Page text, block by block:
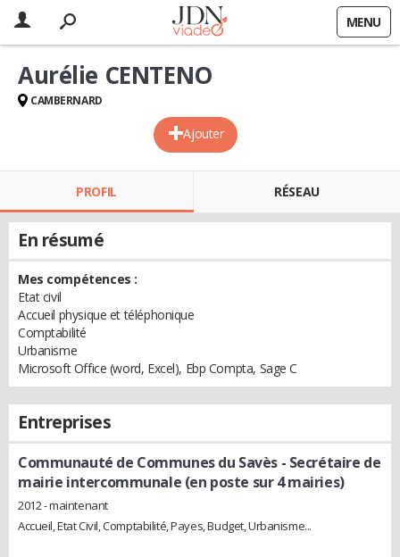
MENU
Ajouter
Aurélie CENTENO
CAMBERNARD
PROFIL RÉSEAU
En résumé
Mes compétences :
Etat civil
Accueil physique et téléphonique
Comptabilité
Urbanisme
Microsoft Office (word, Excel), Ebp Compta, Sage C
Entreprises
Communauté de Communes du Savès- Secrétaire de
mairie intercommunale (en poste sur 4 mairies)
2012 - maintenant
Accueil, Etat Civil, Comptabilité, Payes, Budget, Urbanisme...